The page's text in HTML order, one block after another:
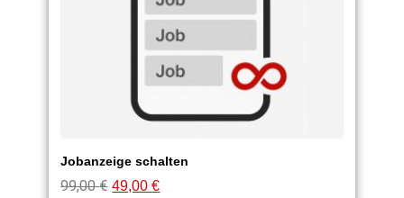
Jobanzeige schalten
99,00€ 49,00€